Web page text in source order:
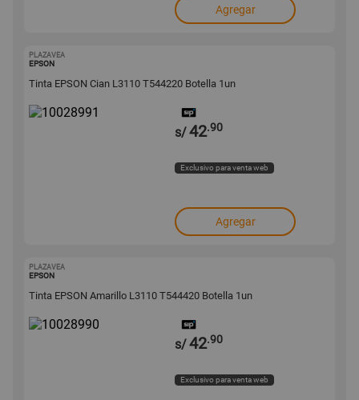
Agregar
PLAZAVEA
EPSON
Tinta EPSON Cian L3110 T544220 Botella 1un
s/42.90
Exclusivo para venta web
Agregar
PLAZAVEA
EPSON
Tinta EPSON Amarillo L3110 T544420 Botella 1un
s/42.90
Exclusivo para venta web